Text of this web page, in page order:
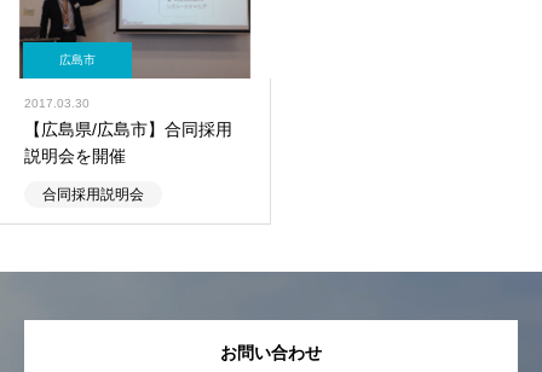
広島市
2017.03.30
【広島県/広島市】合同採用
説明会を開催
合同採用説明会
お問い合わせ